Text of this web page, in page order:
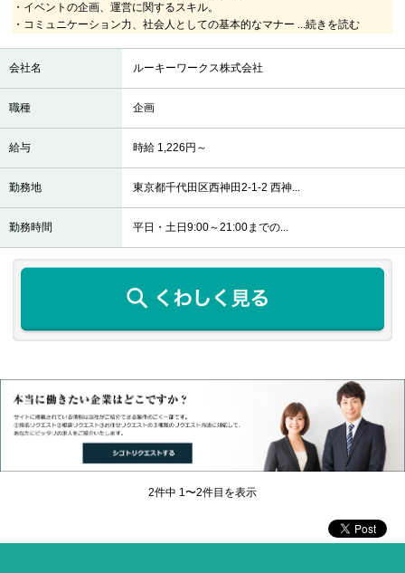
・イベントの企画、運営に関するスキル。
・コミュニケーション力、社会人としての基本的なマナー ...続きを読む
会社名 ルーキーワークス株式会社
職種 企画
給与 時給 1,226円～
勤務地 東京都千代田区西神田2-1-2 西神...
勤務時間 平日・土日9:00～21:00までの...
2件中 1〜2件目を表示